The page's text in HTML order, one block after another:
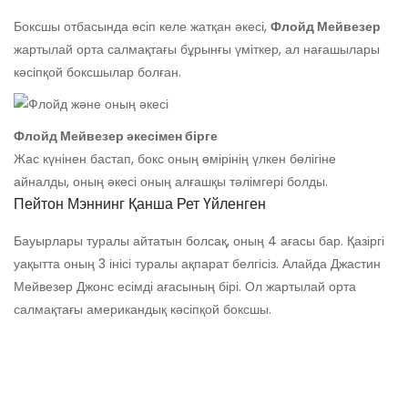
Боксшы отбасында өсіп келе жатқан әкесі, Флойд Мейвезер
жартылай орта салмақтағы бұрынғы үміткер, ал нағашылары
кәсіпқой боксшылар болған.
Флойд Мейвезер әкесімен бірге
Жас күнінен бастап, бокс оның өмірінің үлкен бөлігіне
айналды, оның әкесі оның алғашқы тәлімгері болды.
Пейтон Мэннинг Қанша Рет Үйленген
Бауырлары туралы айтатын болсақ, оның 4 ағасы бар. Қазіргі
уақытта оның 3 інісі туралы ақпарат белгісіз. Алайда Джастин
Мейвезер Джонс есімді ағасының бірі. Ол жартылай орта
салмақтағы американдық кәсіпқой боксшы.